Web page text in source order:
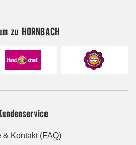
zu HORNBACH
& Kontakt (FAQ)